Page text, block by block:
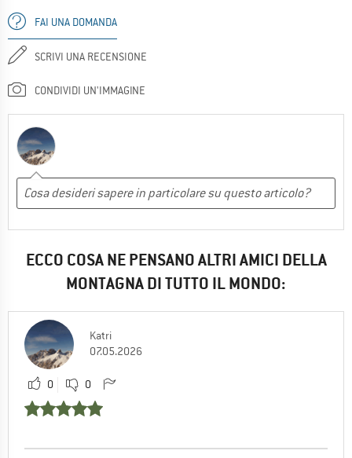
FAI UNA DOMANDA
SCRIVI UNA RECENSIONE
CONDIVIDI UN'IMMAGINE
ECCO COSA NE PENSANO ALTRI AMICI DELLA
MONTAGNA DI TUTTO IL MONDO:
Katri
07.05.2026
0 0